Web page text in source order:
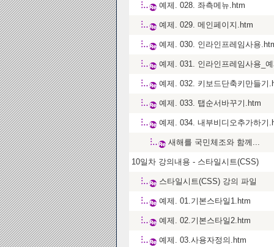
예제. 028. 좌측메뉴.htm
예제. 029. 메인페이지.htm
예제. 030. 인라인프레임사용
예제. 031. 인라인프레임사용_
예제. 032. 키보드단축키만들기
예제. 033. 탭순서바꾸기.htm
예제. 034. 내부비디오추가하기
새해를 국민체조와 함께...
10일차 강의내용 - 스타일시트(CSS)
스타일시트(CSS) 강의 파일
예제. 01.기본스타일1.htm
예제. 02.기본스타일2.htm
예제. 03.사용자정의.htm